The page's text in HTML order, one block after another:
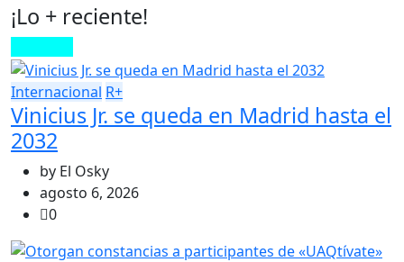
¡Lo + reciente!
Internacional R+
Vinicius Jr. se queda en Madrid hasta el
2032
by El Osky
agosto 6, 2026
0